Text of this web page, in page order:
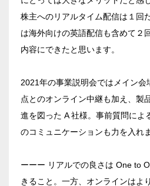
株主へのリアルタイム配信は１回
は海外向けの英語配信も含めて２
内容にできたと思います。
2021年の事業説明会ではメイン
点とのオンライン中継も加え、製
進を図った A 社様。事前質問によ
のコミュニケーションも力を入れ
ーーー リアルでの良さは One to
きること。一方、オンラインはよ
ベルサール汐留
ベルサール東京汐留コンフ
ベルサール三田ガーデン
ベルサール有明コンファレン
ベルサール羽田空港
日時
日付／開始・終了時間から選ぶ
時間単位で選ぶ
人数／レイアウト※複数選択